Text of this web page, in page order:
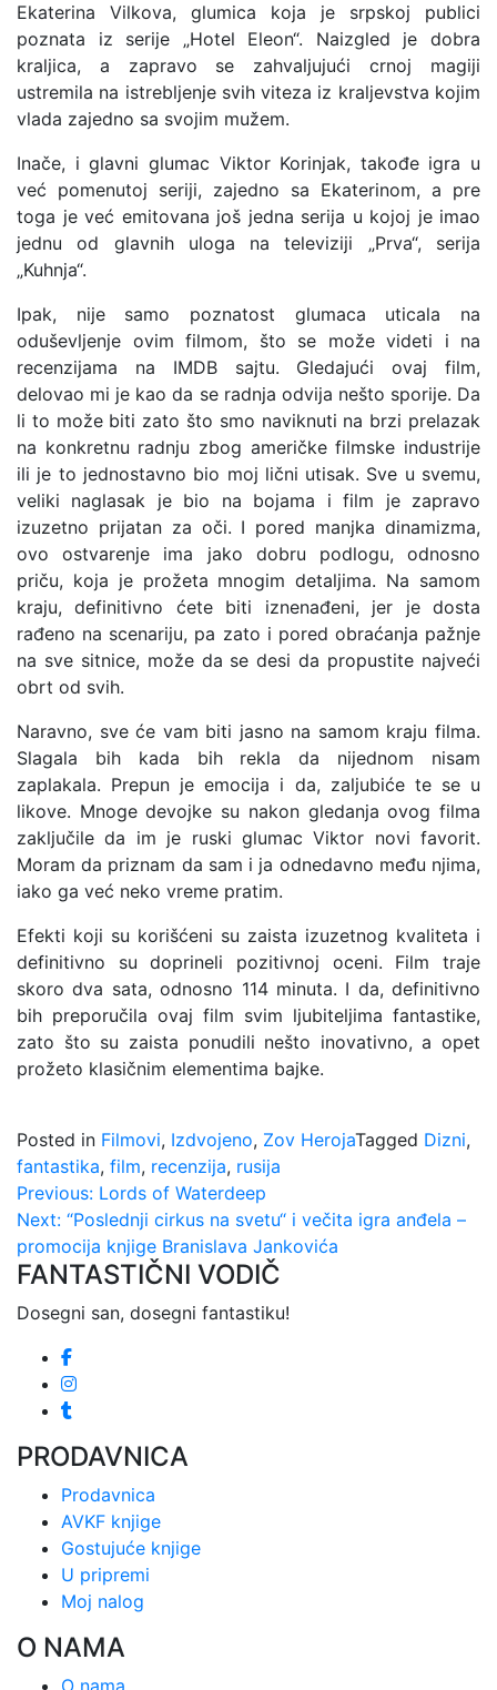
Ekaterina Vilkova, glumica koja je srpskoj publici
poznata iz serije „Hotel Eleon“. Naizgled je dobra
kraljica, a zapravo se zahvaljujući crnoj magiji
ustremila na istrebljenje svih viteza iz kraljevstva kojim
vlada zajedno sa svojim mužem.
Inače, i glavni glumac Viktor Korinjak, takođe igra u
već pomenutoj seriji, zajedno sa Ekaterinom, a pre
toga je već emitovana još jedna serija u kojoj je imao
jednu od glavnih uloga na televiziji „Prva“, serija
„Kuhnja“.
Ipak, nije samo poznatost glumaca uticala na
oduševljenje ovim filmom, što se može videti i na
recenzijama na IMDB sajtu. Gledajući ovaj film,
delovao mi je kao da se radnja odvija nešto sporije. Da
li to može biti zato što smo naviknuti na brzi prelazak
na konkretnu radnju zbog američke filmske industrije
ili je to jednostavno bio moj lični utisak. Sve u svemu,
veliki naglasak je bio na bojama i film je zapravo
izuzetno prijatan za oči. I pored manjka dinamizma,
ovo ostvarenje ima jako dobru podlogu, odnosno
priču, koja je prožeta mnogim detaljima. Na samom
kraju, definitivno ćete biti iznenađeni, jer je dosta
rađeno na scenariju, pa zato i pored obraćanja pažnje
na sve sitnice, može da se desi da propustite najveći
obrt od svih.
Naravno, sve će vam biti jasno na samom kraju filma.
Slagala bih kada bih rekla da nijednom nisam
zaplakala. Prepun je emocija i da, zaljubiće te se u
likove. Mnoge devojke su nakon gledanja ovog filma
zaključile da im je ruski glumac Viktor novi favorit.
Moram da priznam da sam i ja odnedavno među njima,
iako ga već neko vreme pratim.
Efekti koji su korišćeni su zaista izuzetnog kvaliteta i
definitivno su doprineli pozitivnoj oceni. Film traje
skoro dva sata, odnosno 114 minuta. I da, definitivno
bih preporučila ovaj film svim ljubiteljima fantastike,
zato što su zaista ponudili nešto inovativno, a opet
prožeto klasičnim elementima bajke.
Posted in Filmovi, Izdvojeno, Zov HerojaTagged Dizni,
fantastika, film, recenzija, rusija
Kretanje
članka
Previous: Lords of Waterdeep
Next: “Poslednji cirkus na svetu“ i večita igra anđela –
promocija knjige Branislava Jankovića
FANTASTIČNI VODIČ
Dosegni san, dosegni fantastiku!
PRODAVNICA
Prodavnica
AVKF knjige
Gostujuće knjige
U pripremi
Moj nalog
O NAMA